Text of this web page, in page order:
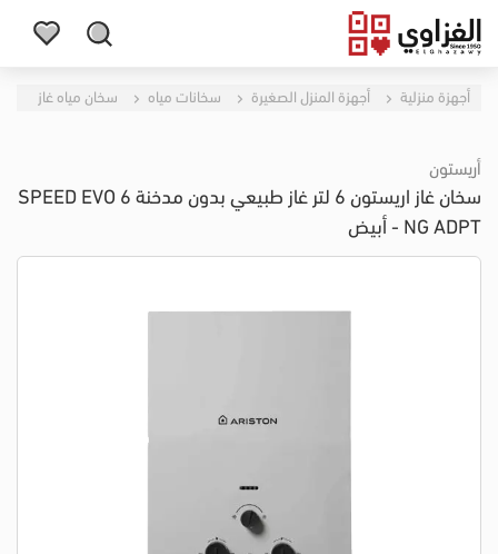
أجهزة منزلية أجهزة المنزل الصغيرة سخانات مياه سخان مياه غاز
أريستون
سخان غاز اريستون 6 لتر غاز طبيعي بدون مدخنة SPEED EVO 6
NG ADPT - أبيض